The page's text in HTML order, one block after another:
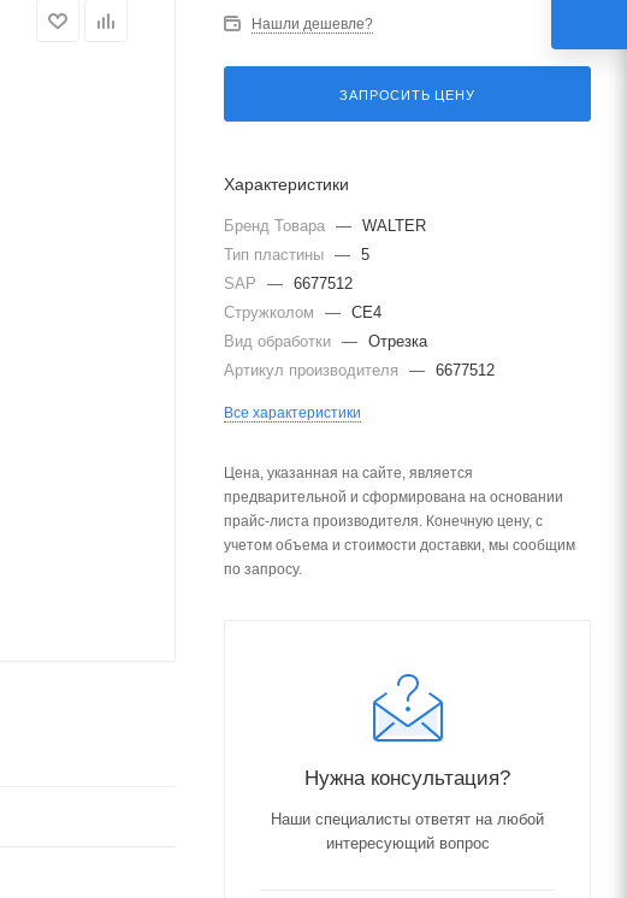
Нашли дешевле?
ЗАПРОСИТЬ ЦЕНУ
Характеристики
Бренд Товара — WALTER
Тип пластины — 5
SAP
— 6677512
Стружколом
— CE4
Вид обработки — Отрезка
Артикул производителя
— 6677512
Все характеристики
Цена, указанная на сайте, является
предварительной и сформирована на основании
прайс-листа производителя. Конечную цену, с
учетом объема и стоимости доставки, мы сообщим
по запросу.
Нужна консультация?
Наши специалисты ответят на любой
интересующий вопрос